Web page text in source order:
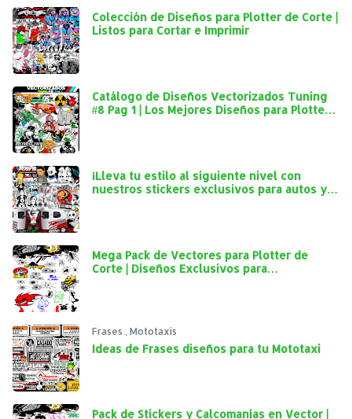
Colección de Diseños para Plotter de Corte |
Listos para Cortar e Imprimir
Catálogo de Diseños Vectorizados Tuning
#8 Pag 1 | Los Mejores Diseños para Plotter
¡Lleva tu estilo al siguiente nivel con
nuestros stickers exclusivos para autos y
Mega Pack de Vectores para Plotter de
Corte | Diseños Exclusivos para
Frases , Mototaxis
Ideas de Frases diseños para tu Mototaxi
Pack de Stickers y Calcomanías en Vector |